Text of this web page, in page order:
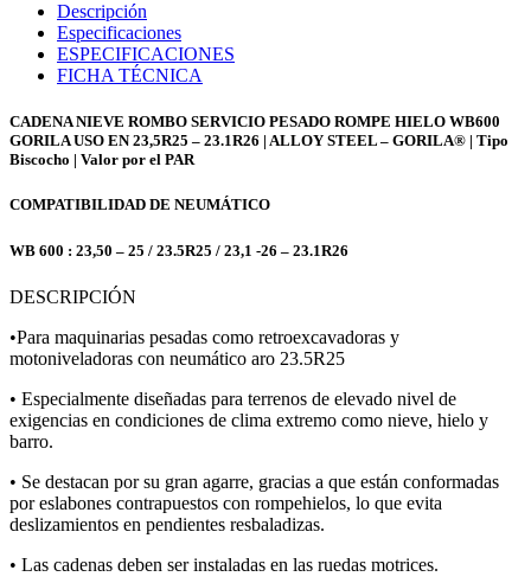
Descripción
Especificaciones
ESPECIFICACIONES
FICHA TÉCNICA
CADENA NIEVE ROMBO SERVICIO PESADO ROMPE HIELO WB600
GORILA USO EN 23,5R25 – 23.1R26 | ALLOY STEEL – GORILA® | Tipo
Biscocho | Valor por el PAR
COMPATIBILIDAD DE NEUMÁTICO
WB 600 : 23,50 – 25 / 23.5R25 / 23,1 -26 – 23.1R26
DESCRIPCIÓN
•Para maquinarias pesadas como retroexcavadoras y
motoniveladoras con neumático aro 23.5R25
• Especialmente diseñadas para terrenos de elevado nivel de
exigencias en condiciones de clima extremo como nieve, hielo y
barro.
• Se destacan por su gran agarre, gracias a que están conformadas
por eslabones contrapuestos con rompehielos, lo que evita
deslizamientos en pendientes resbaladizas.
• Las cadenas deben ser instaladas en las ruedas motrices.